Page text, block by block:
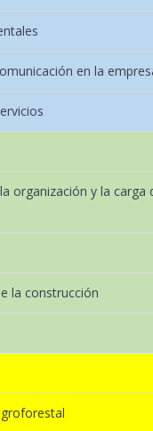
en la
organización y la carga
la construcción